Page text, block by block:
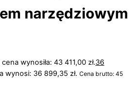
narzędziowym
wynosiła: 43 411,00 zł.36
wynosi: 36 899,35 zł. Cena brutto: 45